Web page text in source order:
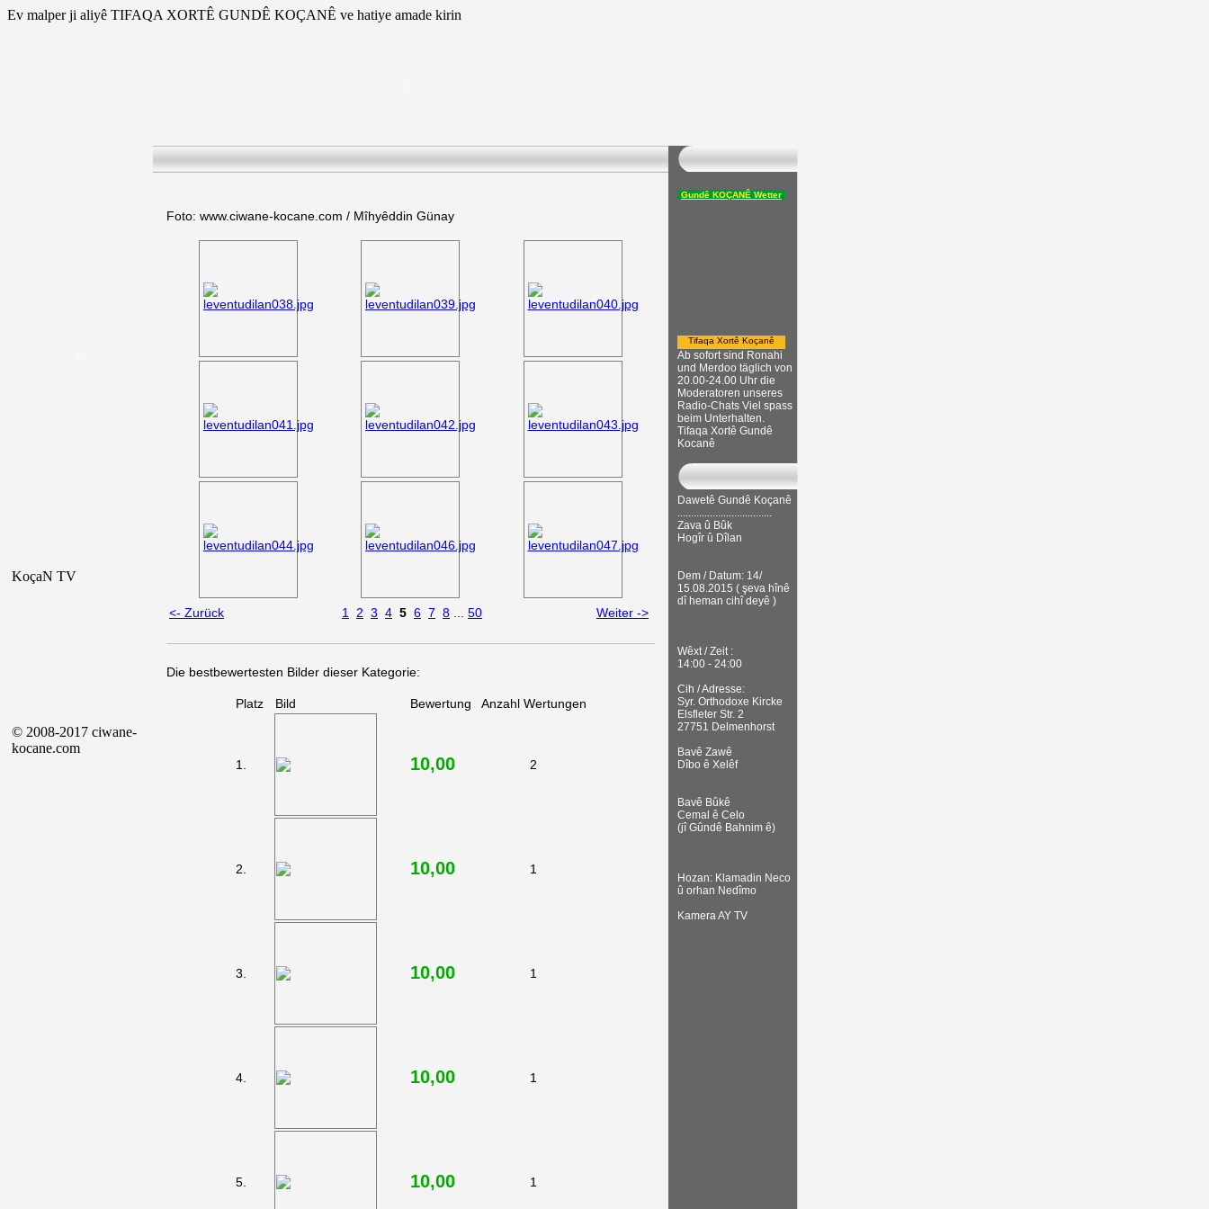
Ev malper ji aliyê TIFAQA XORTÊ GUNDÊ KOÇANÊ ve hatiye amade kirin
KoçaN TV
© 2008-2017 ciwane-
kocane.com
Foto: www.ciwane-kocane.com / Mîhyêddin Günay
<- Zurück 1 2 3 4 5 6 7 8 50 Weiter ->
Die bestbewertesten Bilder dieser Kategorie:
Platz Bild Bewertung Anzahl Wertungen
1. 10,00 2
2. 10,00 1
3. 10,00 1
4. 10,00 1
5. 10,00 1
Gundê KOÇANÊ Wetter
Tifaqa Xortê Koçanê
Ab sofort sind Ronahi
und Merdoo täglich von
20.00-24.00 Uhr die
Moderatoren unseres
Radio-Chats Viel spass
beim Unterhalten.
Tifaqa Xortê Gundê
Kocanê
Dawetê Gundê Koçanê
...................................
Zava û Bûk
Hogîr û Dîlan
Dem / Datum: 14/
15.08.2015 ( şeva hînê
dî heman cihî deyê )
Wêxt / Zeit :
14:00 - 24:00
Cih / Adresse:
Syr. Orthodoxe Kircke
Elsfleter Str. 2
27751 Delmenhorst
Bavê Zawê
Dîbo ê Xelêf
Bavê Bûkê
Cemal ê Celo
(jî Gûndê Bahnim ê)
Hozan: Klamadin Neco
û orhan Nedîmo
Kamera AY TV